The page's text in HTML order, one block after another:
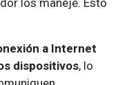
los maneje. Esto
a Internet
dispositivos, lo